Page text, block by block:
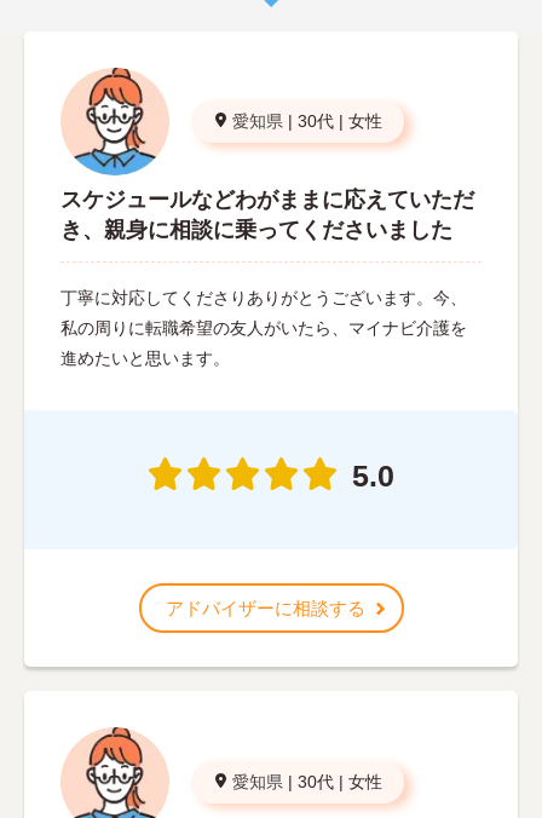
愛知県 | 30代 | 女性
スケジュールなどわがままに応えていただ
き、親身に相談に乗ってくださいました
丁寧に対応してくださりありがとうございます。今、
私の周りに転職希望の友人がいたら、マイナビ介護を
進めたいと思います。
5.0
アドバイザーに相談する
愛知県 | 30代 | 女性